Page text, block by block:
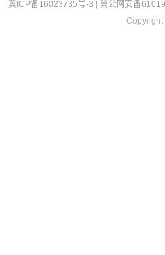
冀ICP备16023735号-3
冀公网安备